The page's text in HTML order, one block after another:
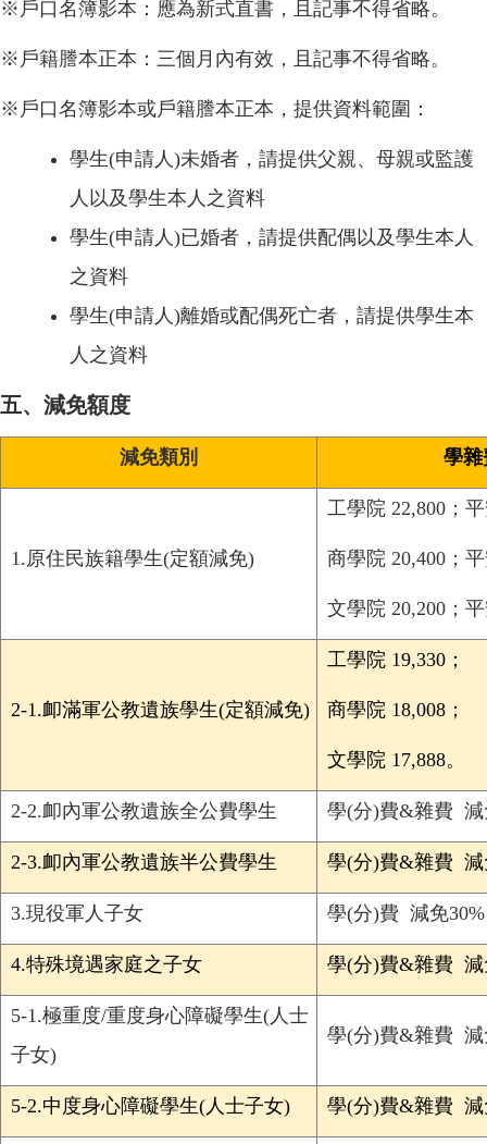
※戶口名簿影本：應為新式直書，且記事不得省略。
※戶籍謄本正本：三個月內有效，且記事不得省略。
※戶口名簿影本或戶籍謄本正本，提供資料範圍：
學生(申請人)未婚者，請提供父親、母親或監護
人以及學生本人之資料
學生(申請人)已婚者，請提供配偶以及學生本人
之資料
學生(申請人)離婚或配偶死亡者，請提供學生本
人之資料
五、減免額度
減免類別 學雜
1.原住民族籍學生(定額減免)
工學院 22,800；
商學院 20,400；
文學院 20,200；
2-1.卹滿軍公教遺族學生(定額減免)
工學院 19,330；
商學院 18,008；
文學院 17,888。
2-2.卹內軍公教遺族全公費學生 學(分)費&雜費 減
2-3.卹內軍公教遺族半公費學生 學(分)費&雜費 減
3.現役軍人子女 學(分)費 減免30%
4.特殊境遇家庭之子女 學(分)費&雜費 減
5-1.極重度/重度身心障礙學生(人士
子女)
學(分)費&雜費 減
5-2.中度身心障礙學生(人士子女) 學(分)費&雜費 減